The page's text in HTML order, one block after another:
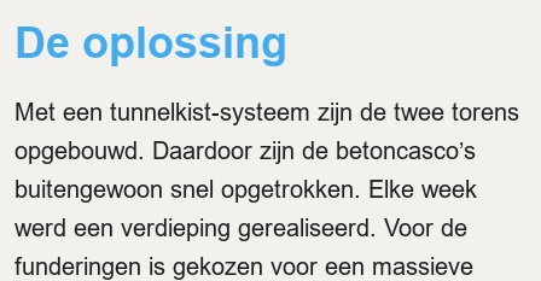
De oplossing
Met een tunnelkist-systeem zijn de twee torens
opgebouwd. Daardoor zijn de betoncasco’s
buitengewoon snel opgetrokken. Elke week
werd een verdieping gerealiseerd. Voor de
funderingen is gekozen voor een massieve